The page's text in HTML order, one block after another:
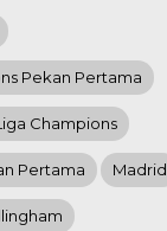
Pekan Pertama
Champions
Pertama Madrid